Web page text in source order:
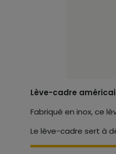
Lève-cadre
Fabriqué en inox, ce
Le lève-cadre sert à